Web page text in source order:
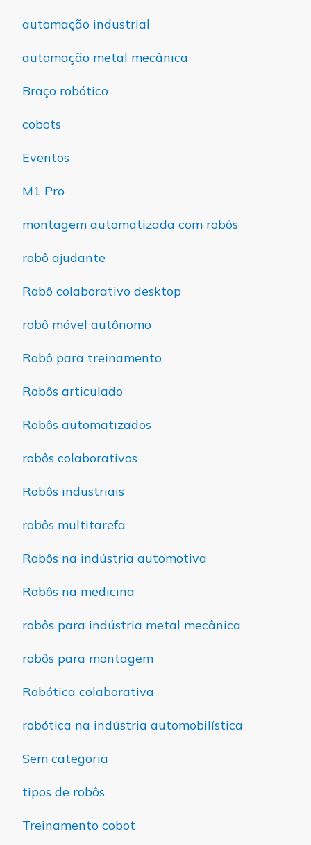
automação industrial
automação metal mecânica
Braço robótico
cobots
Eventos
M1 Pro
montagem automatizada com robôs
robô ajudante
Robô colaborativo desktop
robô móvel autônomo
Robô para treinamento
Robôs articulado
Robôs automatizados
robôs colaborativos
Robôs industriais
robôs multitarefa
Robôs na indústria automotiva
Robôs na medicina
robôs para indústria metal mecânica
robôs para montagem
Robótica colaborativa
robótica na indústria automobilística
Sem categoria
tipos de robôs
Treinamento cobot